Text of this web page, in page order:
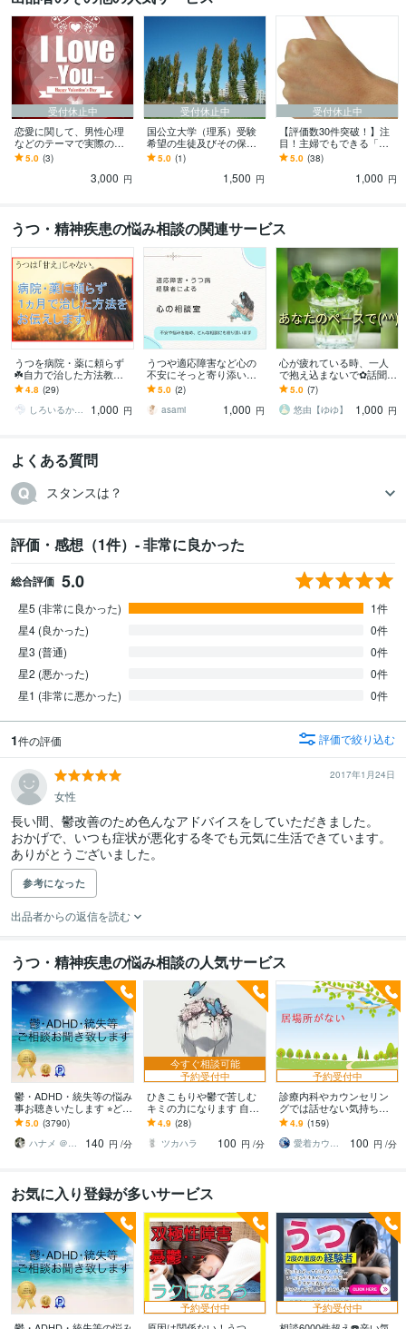
受付休止中
恋愛に関して、男性心理
などのテーマで実際の体
験談の記事を書きます
5.0 (3)
3,000 円
受付休止中
国公立大学（理系）受験
希望の生徒及びその保護
者へ、進路や勉強につい
てアドバイスします！
5.0 (1)
1,500 円
受付休止中
【評価数30件突破！】注
目！主婦でもできる「自
分に自信が持てる！」コ
ツをコッソリと教えま
5.0 (38)
1,000 円
うつ・精神疾患の悩み相談の関連サービス
うつを病院・薬に頼らず
☘️自力で治した方法教え
ます ✔️うつは『甘え』で
はなく、脳の病気です。
4.8 (29)
しろいるか_shiroiruka_
1,000 円
うつや適応障害など心の
不安にそっと寄り添いま
す うつ病の経験から、あ
なたの不安や悩みに優し
く寄り添います。
5.0 (2)
asami‪‪
1,000 円
心が疲れている時、一人
で抱え込まないで✿話聞き
ます 私はうつで苦しい時
期がありましたその経験
から話しを伺います
5.0 (7)
悠由【ゆゆ】
1,000 円
よくある質問
スタンスは？
評価・感想（1件）- 非常に良かった
総合評価 5.0
星5 (非常に良かった)
1件
星4 (良かった)
0件
星3 (普通)
0件
星2 (悪かった)
0件
星1 (非常に悪かった)
0件
1件の評価 評価で絞り込む
2017年1月24日
女性
長い間、鬱改善のため色んなアドバイスをしていただきました。
おかげで、いつも症状が悪化する冬でも元気に生活できています。
ありがとうございました。
参考になった
出品者からの返信を読む
うつ・精神疾患の悩み相談の人気サービス
鬱・ADHD・統失等の悩み
事お聴きいたします ⭐︎どん
なお悩みでもご相談くだ
さいませ。
5.0 (3790)
ハナメ ＠心理カウンセラー
140 円 /分
今すぐ相談可能
予約受付中
ひきこもりや鬱で苦しむ
キミの力になります 自分
の構築した世界観を信じ
よう！
4.9 (28)
ツカハラ
100 円 /分
予約受付中
診療内科やカウンセリン
グでは話せない気持ち伺
います ✨相手の表情を読
みすぎて自分を見失って
いる方のお話聞きます
4.9 (159)
愛着カウンセラーnatsume
100 円 /分
お気に入り登録が多いサービス
予約受付中
予約受付中